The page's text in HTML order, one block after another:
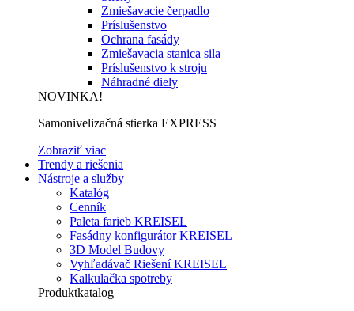
Zmiešavacie čerpadlo
Príslušenstvo
Ochrana fasády
Zmiešavacia stanica sila
Príslušenstvo k stroju
Náhradné diely
NOVINKA!
Samonivelizačná stierka EXPRESS
Zobraziť viac
Trendy a riešenia
Nástroje a služby
Katalóg
Cenník
Paleta farieb KREISEL
Fasádny konfigurátor KREISEL
3D Model Budovy
Vyhľadávač Riešení KREISEL
Kalkulačka spotreby
Produktkatalog